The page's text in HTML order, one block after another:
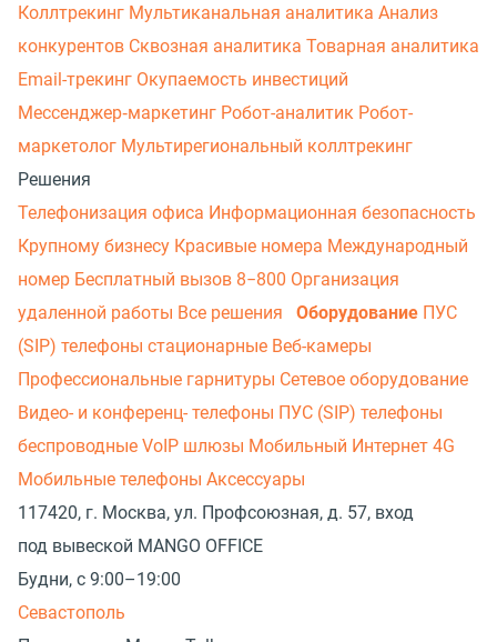
Коллтрекинг Мультиканальная аналитика Анализ
конкурентов Сквозная аналитика Товарная аналитика
Email-трекинг Окупаемость инвестиций
Мессенджер‑маркетинг Робот-аналитик Робот-
маркетолог Мультирегиональный коллтрекинг
Решения
Телефонизация офиса Информационная безопасность
Крупному бизнесу Красивые номера Международный
номер Бесплатный вызов 8−800 Организация
удаленной работы Все решения Оборудование ПУС
(SIP) телефоны стационарные Веб-камеры
Профессиональные гарнитуры Сетевое оборудование
Видео- и конференц- телефоны ПУС (SIP) телефоны
беспроводные VoIP шлюзы Мобильный Интернет 4G
Мобильные телефоны Аксессуары
117420, г. Москва, ул. Профсоюзная, д. 57, вход
под вывеской MANGO OFFICE
Будни, с 9:00–19:00
Севастополь